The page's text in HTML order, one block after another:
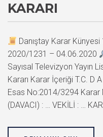
KARARI
Danıştay Karar
2020/1231 – 04.06.2020
Sayısal Televizyon Yayın
Kararı Karar İçeriği T.C. D
Esas No:2014/3294 Karar
(DAVACI) : … VEKİLİ : …